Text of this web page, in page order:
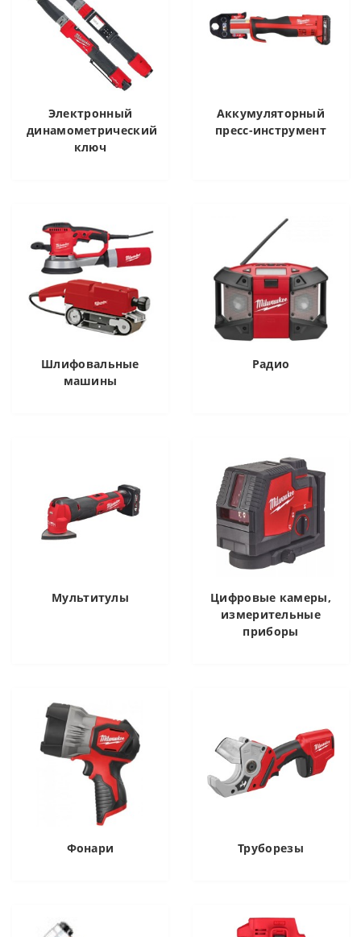
Электронный
динамометрический
ключ
Аккумуляторный
пресс-инструмент
Шлифовальные
машины
Радио
Мультитулы
Цифровые камеры,
измерительные
приборы
Фонари Труборезы